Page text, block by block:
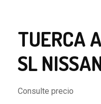
TUERCA
SL
Consulte precio